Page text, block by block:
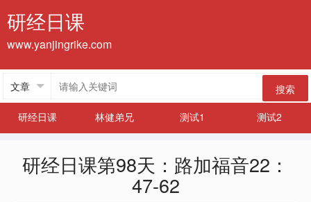
研经日课
www.yanjingrike.com
搜索
研经日课
林健弟兄 测试1 测试2
研经日课第98天：路加福音22：
47-62